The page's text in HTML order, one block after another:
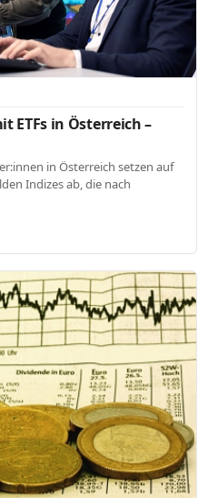
ETFs in Österreich –
in Österreich setzen auf
Indizes ab, die nach